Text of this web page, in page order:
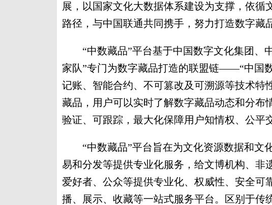
展，以国家文化大数据体系建设为支撑，依循
路径，与中国联通共同携手，努力打造数字藏
“中数藏品”平台基于中国数字文化集团、
家队”专门为数字藏品打造的联盟链——“中国
记账、智能合约、不可篡改及可溯源等技术特
藏品，用户可以实时了解数字藏品动态和分布
验证、可跟踪，最大化保障用户知情权、公平
“中数藏品”平台旨在为文化资源数据和文
易和分发等提供专业化服务，给文博机构、非
爱好者、公众等提供专业化、权威性、安全可
播、展示、收藏等一站式服务平台。区别于传